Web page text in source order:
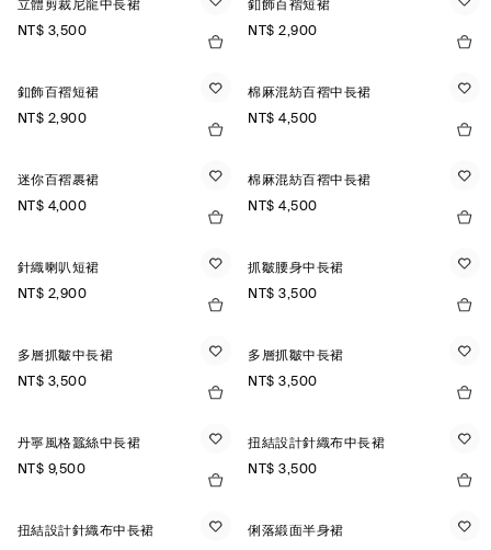
立體剪裁尼龍中長裙
NT$ 3,500
釦飾百褶短裙
NT$ 2,900
釦飾百褶短裙
NT$ 2,900
棉麻混紡百褶中長裙
NT$ 4,500
迷你百褶裹裙
NT$ 4,000
棉麻混紡百褶中長裙
NT$ 4,500
針織喇叭短裙
NT$ 2,900
抓皺腰身中長裙
NT$ 3,500
多層抓皺中長裙
NT$ 3,500
多層抓皺中長裙
NT$ 3,500
丹寧風格蠶絲中長裙
NT$ 9,500
扭結設計針織布中長裙
NT$ 3,500
扭結設計針織布中長裙
俐落緞面半身裙